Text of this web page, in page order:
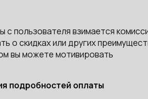
с пользователя взимается
о скидках или других
вы можете мотивировать
подробностей оплаты